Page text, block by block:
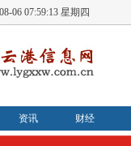
06 07:59:13 星期四
资讯 财经